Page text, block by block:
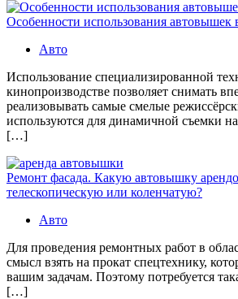
Особенности использования автовышек
Авто
Использование специализированной
кинопроизводстве позволяет снимать
реализовывать самые смелые
используются для динамичной съемки
[…]
Ремонт фасада. Какую автовышку
телескопическую или коленчатую?
Авто
Для проведения ремонтных работ в
смысл взять на прокат спецтехнику,
вашим задачам. Поэтому потребуется
[…]